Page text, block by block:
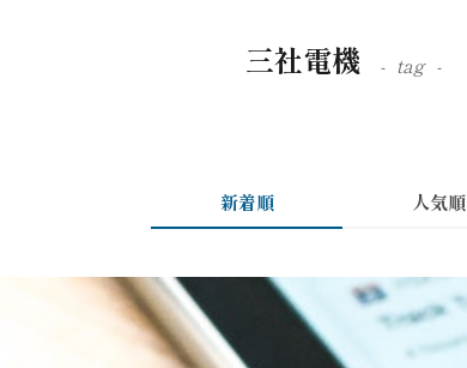
三社電機 tag
新着順 人気順